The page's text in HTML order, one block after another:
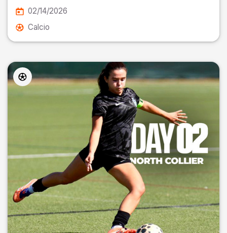
02/14/2026
Calcio